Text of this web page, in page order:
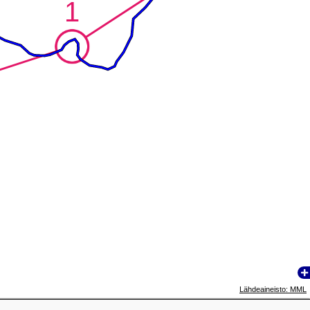
1
1
Lähdeaineisto: MML